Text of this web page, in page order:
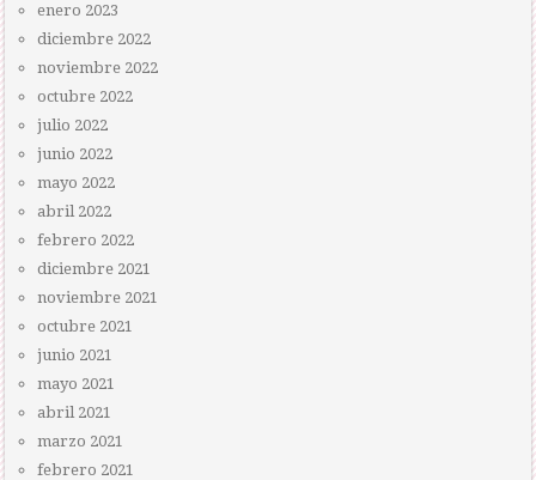
enero 2023
diciembre 2022
noviembre 2022
octubre 2022
julio 2022
junio 2022
mayo 2022
abril 2022
febrero 2022
diciembre 2021
noviembre 2021
octubre 2021
junio 2021
mayo 2021
abril 2021
marzo 2021
febrero 2021